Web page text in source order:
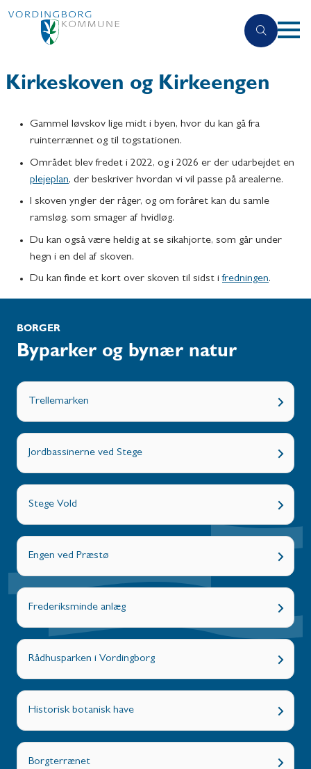
Kirkeskoven og Kirkeengen
Gammel løvskov lige midt i byen, hvor du kan gå fra
ruinterrænnet og til togstationen.
Området blev fredet i 2022, og i 2026 er der udarbejdet en
plejeplan, der beskriver hvordan vi vil passe på arealerne.
I skoven yngler der råger, og om foråret kan du samle
ramsløg, som smager af hvidløg.
Du kan også være heldig at se sikahjorte, som går under
hegn i en del af skoven.
Du kan finde et kort over skoven til sidst ifredningen.
BORGER
Byparker og bynær natur
Trellemarken
Jordbassinerne ved Stege
Stege Vold
Engen ved Præstø
Frederiksminde anlæg
Rådhusparken i Vordingborg
Historisk botanisk have
Borgterrænet